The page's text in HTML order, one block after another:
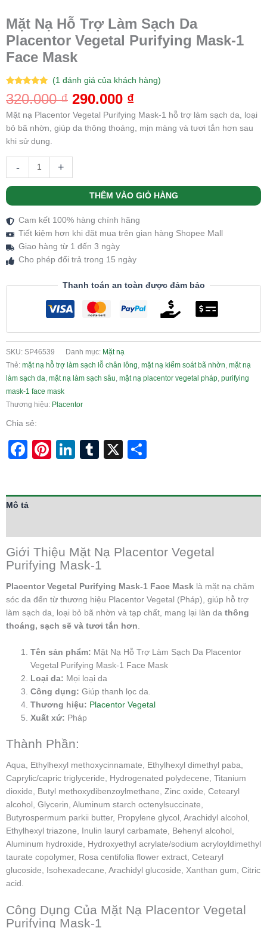
Mặt Nạ Hỗ Trợ Làm Sạch Da
Placentor Vegetal Purifying Mask-1
Face Mask
5.00 trên 5
dựa trên
1
(1đánh giá của khách hàng)
320.000₫ 290.000 ₫
Mặt nạ Placentor Vegetal Purifying Mask-1 hỗ trợ làm sạch da, loại
bỏ bã nhờn, giúp da thông thoáng, mịn màng và tươi tắn hơn sau
khi sử dụng.
- +
THÊM VÀO GIỎ HÀNG
Cam kết 100% hàng chính hãng
Tiết kiệm hơn khi đặt mua trên gian hàng Shopee Mall
Giao hàng từ 1 đến 3 ngày
Cho phép đổi trả trong 15 ngày
Thanh toán an toàn được đảm bảo
SKU: SP46539 Danh mục: Mặt nạ
Thẻ: mặt nạ hỗ trợ làm sạch lỗ chân lông, mặt nạ kiểm soát bã nhờn, mặt nạ
làm sạch da, mặt nạ làm sạch sâu, mặt nạ placentor vegetal pháp, purifying
mask-1 face mask
Thương hiệu: Placentor
Chia sẻ:
Facebook
Pinterest
LinkedIn
Tumblr
X
Mô tả
Giới Thiệu Mặt Nạ Placentor Vegetal
Purifying Mask-1
Placentor Vegetal Purifying Mask-1 Face Mask là mặt nạ chăm
sóc da đến từ thương hiệu Placentor Vegetal (Pháp), giúp hỗ trợ
làm sạch da, loại bỏ bã nhờn và tạp chất, mang lại làn da thông
thoáng, sạch sẽ và tươi tắn hơn.
Tên sản phẩm: Mặt Nạ Hỗ Trợ Làm Sạch Da Placentor
Vegetal Purifying Mask-1 Face Mask
Loại da: Mọi loại da
Công dụng: Giúp thanh lọc da.
Thương hiệu: Placentor Vegetal
Xuất xứ: Pháp
Thành Phần:
Aqua, Ethylhexyl methoxycinnamate, Ethylhexyl dimethyl paba,
Caprylic/capric triglyceride, Hydrogenated polydecene, Titanium
dioxide, Butyl methoxydibenzoylmethane, Zinc oxide, Cetearyl
alcohol, Glycerin, Aluminum starch octenylsuccinate,
Butyrospermum parkii butter, Propylene glycol, Arachidyl alcohol,
Ethylhexyl triazone, Inulin lauryl carbamate, Behenyl alcohol,
Aluminum hydroxide, Hydroxyethyl acrylate/sodium acryloyldimethyl
taurate copolymer, Rosa centifolia flower extract, Cetearyl
glucoside, Isohexadecane, Arachidyl glucoside, Xanthan gum, Citric
acid.
Công Dụng Của Mặt Nạ Placentor Vegetal
Purifying Mask-1